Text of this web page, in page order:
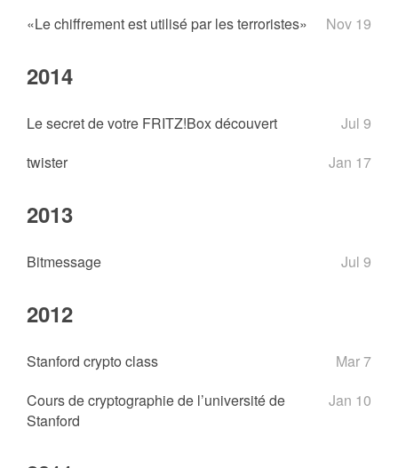
«Le chiffrement est utilisé par les terroristes» Nov 19
2014
Le secret de votre FRITZ!Box découvert
Jul 9
twister
Jan 17
2013
Bitmessage Jul 9
2012
Stanford crypto class
Mar 7
Cours de cryptographie de l’université de
Stanford
Jan 10